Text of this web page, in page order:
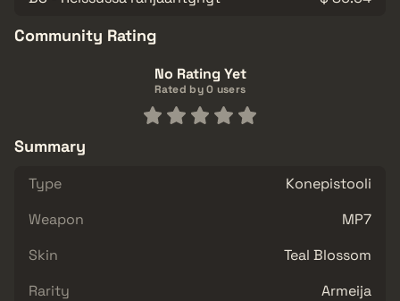
Community Rating
No Rating Yet
Rated by 0 users
Summary
Type
Konepistooli
Weapon
MP7
Skin
Teal Blossom
Rarity
Armeija